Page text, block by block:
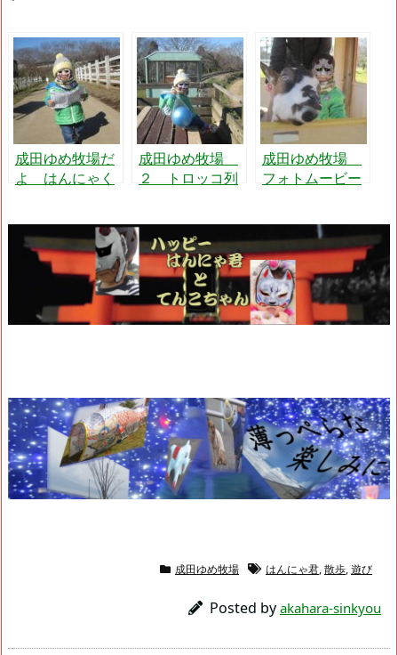
成田ゆめ牧場だ
よ はんにゃく
成田ゆめ牧場
２ トロッコ列
成田ゆめ牧場
フォトムービー
成田ゆめ牧場 はんにゃ君,散歩,遊び
Posted by akahara-sinkyou